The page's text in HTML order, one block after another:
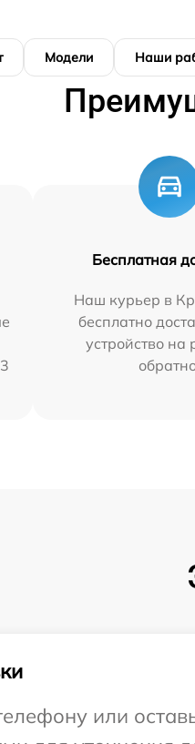
Модели Наши
Бесплатная
Наш курьер в
бесплатно
устройство на
или